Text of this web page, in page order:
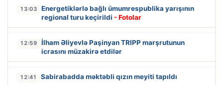
13:03
Energetiklərlə bağlı ümumrespublika yarışının
regional turu keçirildi - Fotolar
12:59
İlham Əliyevlə Paşinyan TRIPP marşrutunun
icrasını müzakirə etdilər
12:41 Sabirabadda məktəbli qızın meyiti tapıldı